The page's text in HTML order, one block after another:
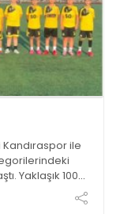
ile
Yaklaşık 100
pide ve